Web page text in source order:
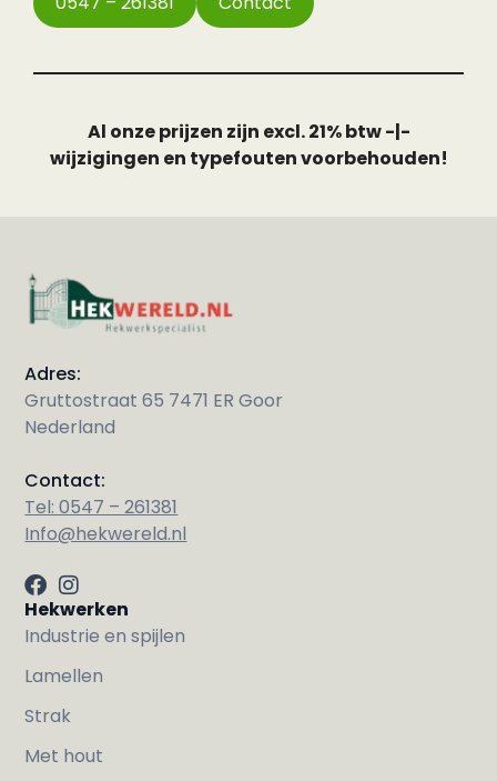
Al onze prijzen zijn excl. 21% btw -|-
wijzigingen en typefouten voorbehouden!
Adres:
Gruttostraat 65 7471 ER Goor
Nederland
Contact:
Tel: 0547 – 261381
Info@hekwereld.nl
Hekwerken
Industrie en spijlen
Lamellen
Strak
Met hout